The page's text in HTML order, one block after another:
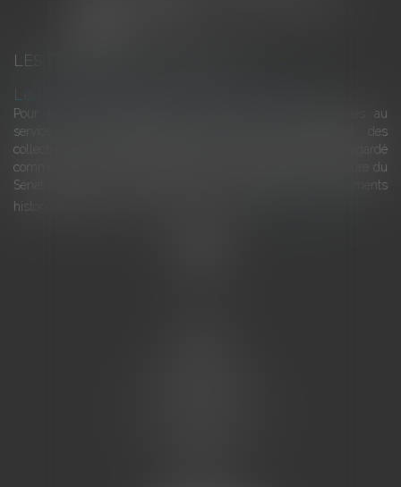
LES DERNIÈRES ACTUALITÉS
Le joug léger des monuments historiques
Pour une gestion patrimoniale des monuments historiques au
service du développement économique et touristique des
collectivités Le monument historique a longtemps été regardé
comme une charge. Le rapport que la commission de la culture du
Sénat a consacré, en juillet 2026, à la gestion des monuments
historiques invite à y voir aussi une ressour...